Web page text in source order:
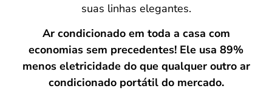
suas linhas elegantes.
Ar condicionado em toda a casa com
economias sem precedentes! Ele usa 89%
menos eletricidade do que qualquer outro ar
condicionado portátil do mercado.